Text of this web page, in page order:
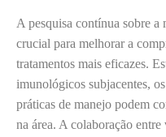
A pesquisa contínua sobre
crucial para melhorar a
tratamentos mais eficazes.
imunológicos subjacentes,
práticas de manejo podem
na área. A colaboração